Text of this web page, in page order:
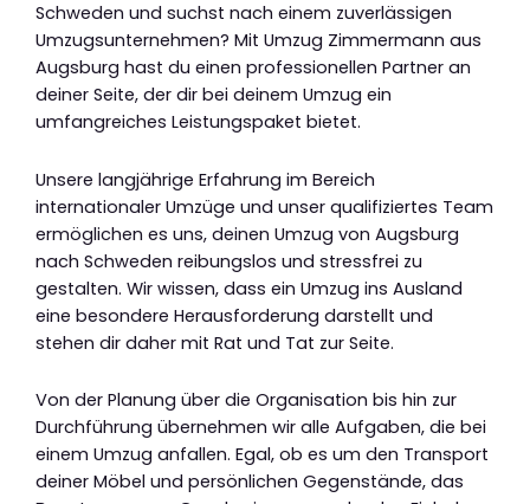
Schweden und suchst nach einem zuverlässigen
Umzugsunternehmen? Mit Umzug Zimmermann aus
Augsburg hast du einen professionellen Partner an
deiner Seite, der dir bei deinem Umzug ein
umfangreiches Leistungspaket bietet.
Unsere langjährige Erfahrung im Bereich
internationaler Umzüge und unser qualifiziertes Team
ermöglichen es uns, deinen Umzug von Augsburg
nach Schweden reibungslos und stressfrei zu
gestalten. Wir wissen, dass ein Umzug ins Ausland
eine besondere Herausforderung darstellt und
stehen dir daher mit Rat und Tat zur Seite.
Von der Planung über die Organisation bis hin zur
Durchführung übernehmen wir alle Aufgaben, die bei
einem Umzug anfallen. Egal, ob es um den Transport
deiner Möbel und persönlichen Gegenstände, das